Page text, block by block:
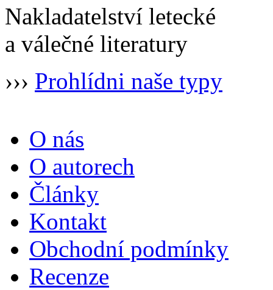
Nakladatelství letecké
a válečné literatury
››› Prohlídni naše typy
O nás
O autorech
Články
Kontakt
Obchodní podmínky
Recenze